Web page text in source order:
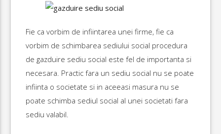
Fie ca vorbim de infiintarea unei firme, fie ca
vorbim de schimbarea sediului social procedura
de gazduire sediu social este fel de importanta si
necesara. Practic fara un sediu social nu se poate
infiinta o societate si in aceeasi masura nu se
poate schimba sediul social al unei societati fara
sediu valabil.